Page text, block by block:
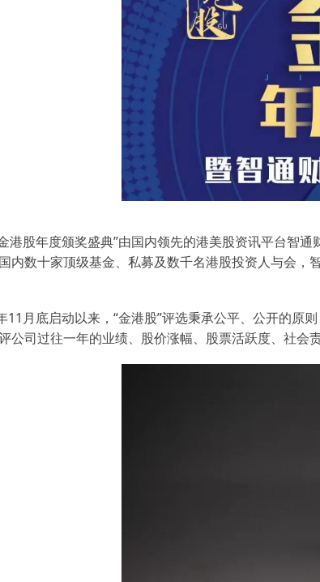
港股年度颁奖盛典”由国内领先的港美股资讯平台智
内数十家顶级基金、私募及数千名港股投资人与会
11月底启动以来，“金港股”评选秉承公平、公开的原
公司过往一年的业绩、股价涨幅、股票活跃度、社会